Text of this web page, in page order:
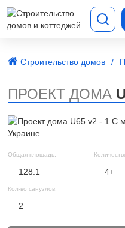
Строительство домов
ПРОЕКТ ДОМА
Общая площадь:
128.1 4+
Кол-во санузлов:
2